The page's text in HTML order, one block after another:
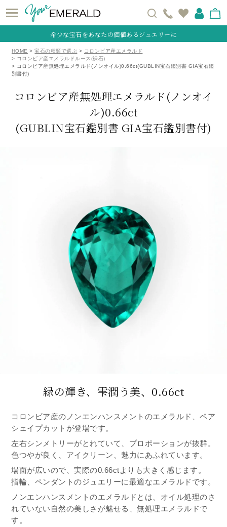
希少な宝石をあなたの価値あるジュエリーに
HOME 宝石の種類で選ぶ
コロンビア産エメラルド
コロンビア産エメラルドルース(裸石)
コロンビア産無処理エメラルド(ノンオイル)0.66ct(GUBLIN宝石鑑別書 GIA宝石鑑
別書付)
コロンビア産無処理エメラルド(ノンオイ
ル)0.66ct
(GUBLIN宝石鑑別書 GIA宝石鑑別書付)
緑の輝き、雫潤う美、0.66ct
コロンビア産のノンエンハンスメントのエメラルド、ペア
シェイプカットが登場です。
左右シンメトリーがとれていて、プロポーションが抜群。
色つやが良く、アイクリーン、魅力にあふれています。
場面が広いので、実際の0.66ctよりも大きく感じます。
指輪、ペンダントのジュエリーに最適なエメラルドです。
ノンエンハンスメントのエメラルドとは、オイル処理のさ
れていない自然の美しさが魅せる、無処理エメラルドで
す。